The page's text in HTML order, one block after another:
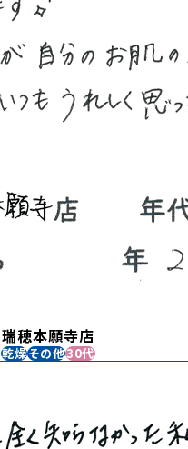
瑞穂本願寺店
乾燥その他30代